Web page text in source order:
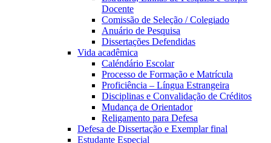
Docente
Comissão de Seleção / Colegiado
Anuário de Pesquisa
Dissertações Defendidas
Vida acadêmica
Caléndário Escolar
Processo de Formação e Matrícula
Proficiência – Língua Estrangeira
Disciplinas e Convalidação de Créditos
Mudança de Orientador
Religamento para Defesa
Defesa de Dissertação e Exemplar final
Estudante Especial